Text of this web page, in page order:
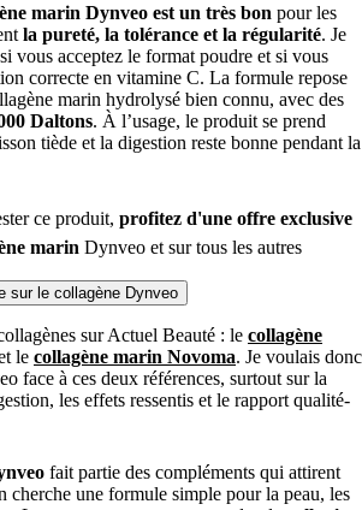
marin Dynveo est un très bon pour les
la pureté, la tolérance et la régularité. Je
vous acceptez le format poudre et si vous
correcte en vitamine C. La formule repose
marin hydrolysé bien connu, avec des
Daltons. À l’usage, le produit se prend
tiède et la digestion reste bonne pendant la
ce produit, profitez d'une offre exclusive
marin Dynveo et sur tous les autres
sur le collagène Dynveo
sur Actuel Beauté : le collagène
le collagène marin Novoma. Je voulais donc
face à ces deux références, surtout sur la
les effets ressentis et le rapport qualité-
fait partie des compléments qui attirent
cherche une formule simple pour la peau, les